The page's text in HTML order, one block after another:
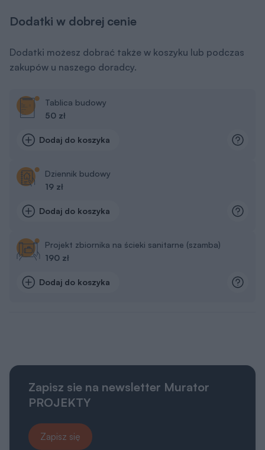
Dodatki w dobrej cenie
Dodatki możesz dobrać także w koszyku lub podczas
zakupów u naszego doradcy.
Tablica budowy
50 zł
Dodaj do koszyka
Dziennik budowy
19 zł
Dodaj do koszyka
Projekt zbiornika na ścieki sanitarne (szamba)
190 zł
Dodaj do koszyka
Zapisz sie na newsletter Murator
PROJEKTY
Zapisz się